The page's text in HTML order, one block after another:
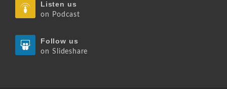
Listen us
on Podcast
Follow us
on Slideshare